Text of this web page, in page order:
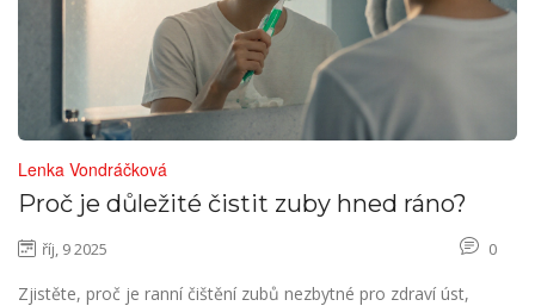
Lenka Vondráčková
Proč je důležité čistit zuby hned ráno?
říj, 9 2025 0
Zjistěte, proč je ranní čištění zubů nezbytné pro zdraví úst,